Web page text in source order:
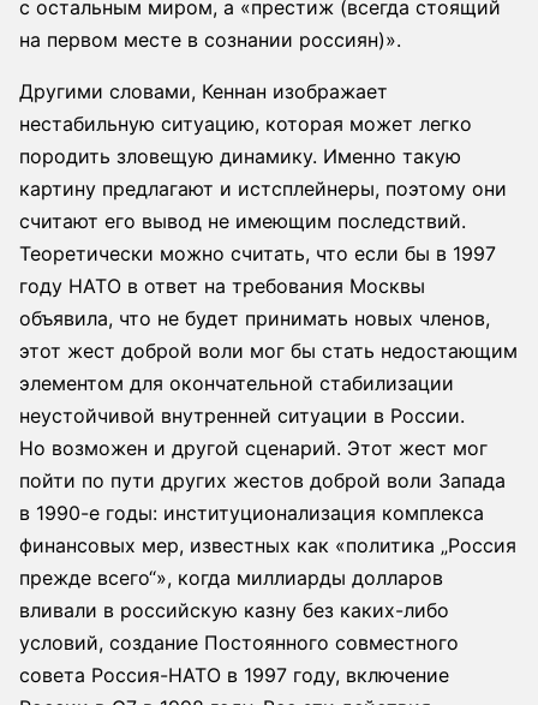
с остальным миром, а «престиж (всегда стоящий
на первом месте в сознании россиян)».
Другими словами, Кеннан изображает
нестабильную ситуацию, которая может легко
породить зловещую динамику. Именно такую
картину предлагают и истсплейнеры, поэтому они
считают его вывод не имеющим последствий.
Теоретически можно считать, что если бы в 1997
году НАТО в ответ на требования Москвы
объявила, что не будет принимать новых членов,
этот жест доброй воли мог бы стать недостающим
элементом для окончательной стабилизации
неустойчивой внутренней ситуации в России.
Но возможен и другой сценарий. Этот жест мог
пойти по пути других жестов доброй воли Запада
в 1990-е годы: институционализация комплекса
финансовых мер, известных как «политика „Россия
прежде всего“», когда миллиарды долларов
вливали в российскую казну без каких-либо
условий, создание Постоянного совместного
совета Россия-НАТО в 1997 году, включение